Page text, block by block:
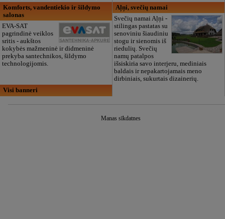
Komforts, vandentiekio ir šildymo
salonas
EVA-SAT
pagrindinė veiklos
sritis - aukštos
kokybės mažmeninė ir didmeninė
prekyba santechnikos, šildymo
technologijomis.
Aļņi, svečių namai
Svečių namai Aļņi -
stilingas pastatas su
senoviniu šiaudiniu
stogu ir sienomis iš
riedulių. Svečių
namų patalpos
išsiskiria savo interjeru, mediniais
baldais ir nepakartojamais meno
dirbiniais, sukurtais dizainerių.
Visi banneri
Manas sīkdatnes